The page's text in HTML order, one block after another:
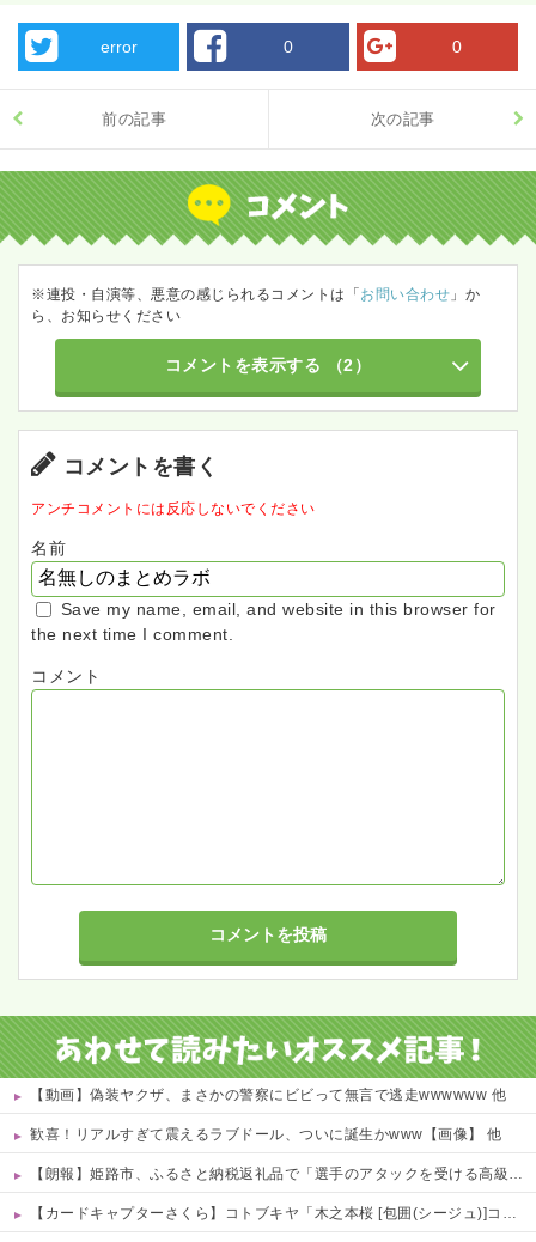
error 0 0
前の記事 次の記事
※連投・自演等、悪意の感じられるコメントは「お問い合わせ 」か
ら、お知らせください
コメントを表示する （2）
コメントを書く
アンチコメントには反応しないでください
名前
Save my name, email, and website in this browser for
the next time I comment.
コメント
【動画】偽装ヤクザ、まさかの警察にビビって無言で逃走wwwwww 他
歓喜！リアルすぎて震えるラブドール、ついに誕生かwww【画像】 他
【朗報】姫路市、ふるさと納税返礼品で「選手のアタックを受ける高級SM」ｗｗｗｗ 他
【カードキャプターさくら】コトブキヤ「木之本桜 [包囲(シージュ)]コスチュームVer.」フィギュア【彩色原型公開】